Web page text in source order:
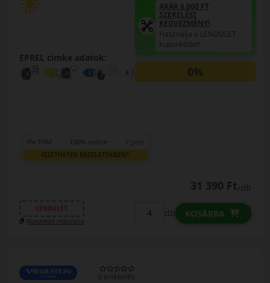
EPREL cimke adatok:
AKÁR 6.000 FT
SZERELÉSI
KEDVEZMÉNY!
Használja a LENDÜLET
kuponkódot!
0%
0% THM 100% online 7 perc
FIZETHETEK RÉSZLETEKBEN?
31 390 Ft/db
LENDÜLET
Kuponkód másolása
db KOSÁRBA
0 értékelés